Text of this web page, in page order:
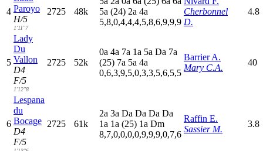
4 Paroyo
H/5
1'11"7
2725 48k
5a (24) 2a 4a
5,8,0,4,4,4,5,8,6,9,9,9
Cherbonnel
D.
4.8
5
Lady
Du
Vallon
D4
F/5
1'12"8
2725 52k
0a 4a 7a 1a 5a Da 7a
(25) 7a 5a 4a
0,6,3,9,5,0,3,3,5,6,5,5
Barrier A.
Mary C.A.
40
6
Lespana
du
Bocage
D4
F/5
2725 61k
2a 3a Da Da Da Da
1a 1a (25) 1a Dm
8,7,0,0,0,0,9,9,9,0,7,6
Raffin E.
Sassier M.
3.8